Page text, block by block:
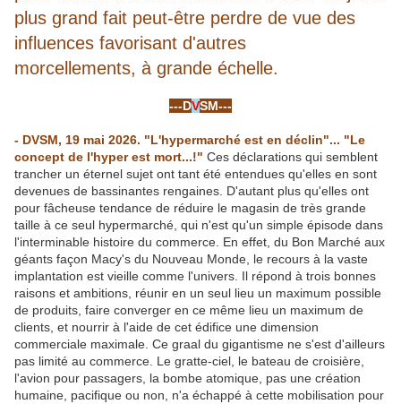
plus grand fait peut-être perdre de vue des
influences favorisant d'autres
morcellements, à grande échelle.
---DVSM---
- DVSM, 19 mai 2026. "L'hypermarché est en déclin"... "Le
concept de l'hyper est mort...!" Ces déclarations qui semblent
trancher un éternel sujet ont tant été entendues qu'elles en sont
devenues de bassinantes rengaines. D'autant plus qu'elles ont
pour fâcheuse tendance de réduire le magasin de très grande
taille à ce seul hypermarché, qui n'est qu'un simple épisode dans
l'interminable histoire du commerce. En effet, du Bon Marché aux
géants façon Macy's du Nouveau Monde, le recours à la vaste
implantation est vieille comme l'univers. Il répond à trois bonnes
raisons et ambitions, réunir en un seul lieu un maximum possible
de produits, faire converger en ce même lieu un maximum de
clients, et nourrir à l'aide de cet édifice une dimension
commerciale maximale. Ce graal du gigantisme ne s'est d'ailleurs
pas limité au commerce. Le gratte-ciel, le bateau de croisière,
l'avion pour passagers, la bombe atomique, pas une création
humaine, pacifique ou non, n'a échappé à cette mobilisation pour